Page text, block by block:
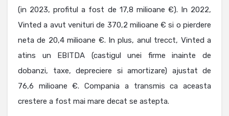
(in 2023, profitul a fost de 17,8 milioane €). In 2022,
Vinted a avut venituri de 370,2 milioane € si o pierdere
neta de 20,4 milioane €. In plus, anul trecct, Vinted a
atins un EBITDA (castigul unei firme inainte de
dobanzi, taxe, depreciere si amortizare) ajustat de
76,6 milioane €. Compania a transmis ca aceasta
crestere a fost mai mare decat se astepta.